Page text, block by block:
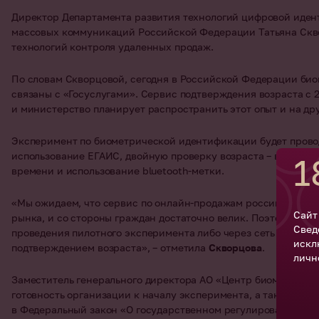
Директор Департамента развития технологий цифровой
массовых коммуникаций Российской Федерации Татьяна
технологий контроля удаленных продаж.
По словам Скворцовой, сегодня в Российской Федерации
связаны с «Госуслугами». Сервис подтверждения возраста с
и министерство планирует распространить этот опыт и на
Эксперимент по биометрической идентификации будет
использование ЕГАИС, двойную проверку возраста – в
времени и использование bluetooth-метки.
«Мы ожидаем, что сервис по онлайн-продажам российского
рынка, и со стороны граждан достаточно велик. Поэтому, в
проведения пилотного эксперимента либо через сеть
подтверждением возраста», – отметила Скворцова.
Заместитель генерального директора АО «Центр
готовность организации к началу эксперимента, а также
в Федеральный закон «О государственном регулировании